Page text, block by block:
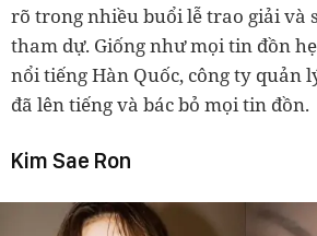
rõ trong nhiều buổi lễ trao giải và
tham dự. Giống như mọi tin đồn
nổi tiếng Hàn Quốc, công ty quản
đã lên tiếng và bác bỏ mọi tin đồn.
Kim Sae Ron